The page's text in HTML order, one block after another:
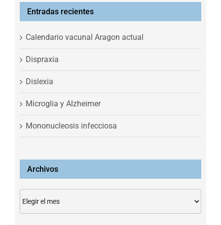
Entradas recientes
Calendario vacunal Aragon actual
Dispraxia
Dislexia
Microglia y Alzheimer
Mononucleosis infecciosa
Archivos